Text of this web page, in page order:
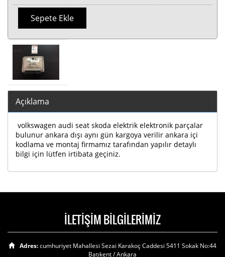
Sepete Ekle
Açıklama
volkswagen audi seat skoda elektrik elektronik parçalar
bulunur ankara dışı aynı gün kargoya verilir ankara içi
kodlama ve montaj firmamız tarafından yapılır detaylı
bilgi için lütfen irtibata geçiniz.
İLETİŞİM BİLGİLERİMİZ
Adres:cumhuriyet Mahallesi Sezai Karakoç Caddesi 5411 Sokak No:44
Batıkent / Ankara